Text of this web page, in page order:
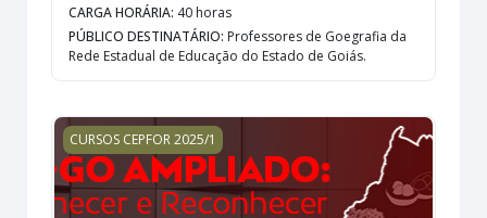
CARGA HORÁRIA: 40 horas
PÚBLICO DESTINATÁRIO: Professores de Goegrafia da
Rede Estadual de Educação do Estado de Goiás.
DC-GO Ampliado: Conhecer e Reconhecer - História -
CURSOS CEPFOR 2025/1